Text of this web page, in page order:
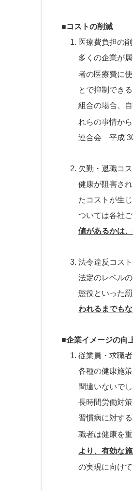
■コストの削減
医療費負担の
多くの企業が
者の医療費に
とで抑制でき
組合の場合、
れらの事情から
連合会 平成
欠勤・退職コ
健康が阻害さ
たコストが生
ついては各社
値があるかは
法令違反コス
法定のレベル
懲役といった
われるまでも
■企業イメージの向
従業員・求職者
各種の健康施
間違いないで
長時間労働対
習慣病に対す
職者は健康を
より、有効な
の実現に向け